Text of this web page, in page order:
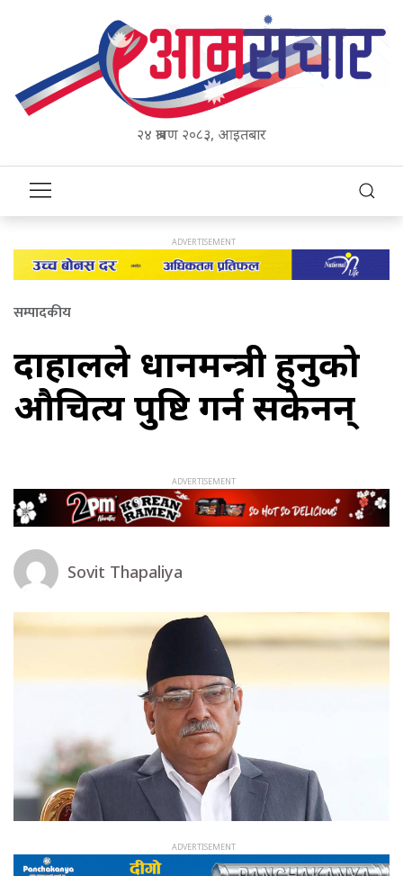
२४ श्रावण २०८३, आइतबार
सम्पादकीय
दाहालले प्रधानमन्त्री हुनुको
औचित्य पुष्टि गर्न सकेनन्
Sovit Thapaliya